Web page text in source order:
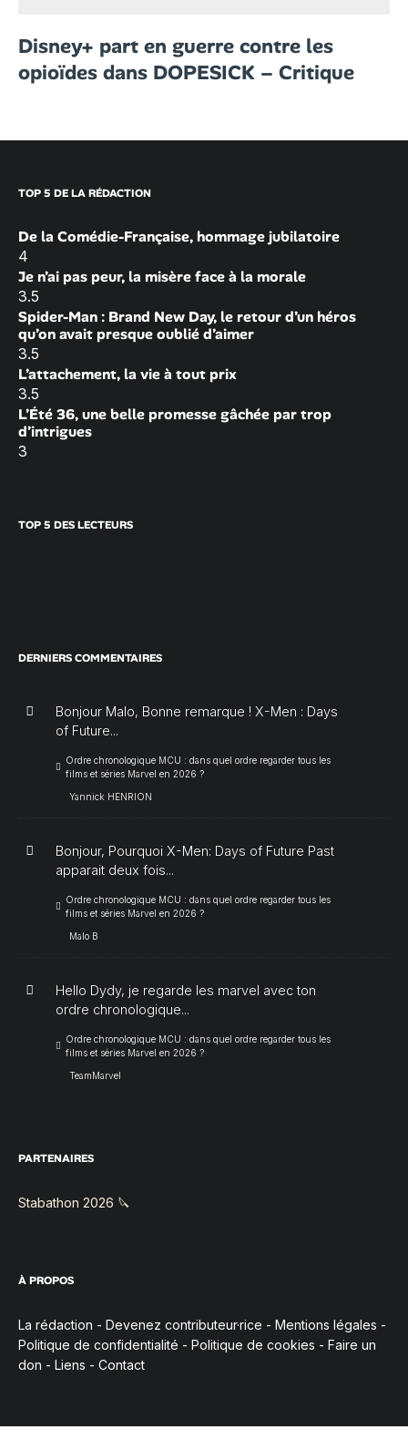
Disney+ part en guerre contre les
opioïdes dans DOPESICK – Critique
TOP 5 DE LA RÉDACTION
De la Comédie-Française, hommage jubilatoire
4
Je n’ai pas peur, la misère face à la morale
3.5
Spider-Man : Brand New Day, le retour d’un héros
qu’on avait presque oublié d’aimer
3.5
L’attachement, la vie à tout prix
3.5
L’Été 36, une belle promesse gâchée par trop
d’intrigues
3
TOP 5 DES LECTEURS
DERNIERS COMMENTAIRES
Bonjour Malo, Bonne remarque ! X-Men : Days
of Future...
Ordre chronologique MCU : dans quel ordre regarder tous les
films et séries Marvel en 2026 ?
Yannick HENRION
Bonjour, Pourquoi X-Men: Days of Future Past
apparait deux fois...
Ordre chronologique MCU : dans quel ordre regarder tous les
films et séries Marvel en 2026 ?
Malo B
Hello Dydy, je regarde les marvel avec ton
ordre chronologique...
Ordre chronologique MCU : dans quel ordre regarder tous les
films et séries Marvel en 2026 ?
TeamMarvel
PARTENAIRES
Stabathon 2026 🔪
À PROPOS
La rédaction - Devenez contributeur·rice - Mentions légales -
Politique de confidentialité - Politique de cookies - Faire un
don - Liens - Contact